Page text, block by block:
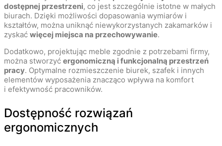
dostępnej przestrzeni, co jest szczególnie istotne w małych
biurach. Dzięki możliwości dopasowania wymiarów i
kształtów, można uniknąć niewykorzystanych zakamarków i
zyskać więcej miejsca na przechowywanie.
Dodatkowo, projektując meble zgodnie z potrzebami firmy,
można stworzyć ergonomiczną i funkcjonalną przestrzeń
pracy. Optymalne rozmieszczenie biurek, szafek i innych
elementów wyposażenia znacząco wpływa na komfort
i efektywność pracowników.
Dostępność rozwiązań
ergonomicznych